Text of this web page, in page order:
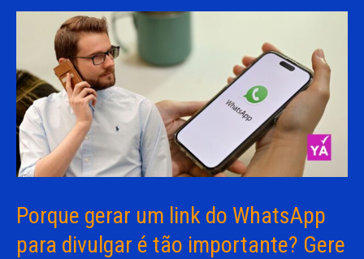
Porque gerar um link do WhatsApp
para divulgar é tão importante? Gere